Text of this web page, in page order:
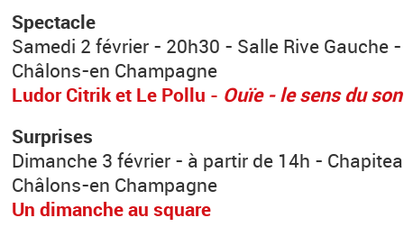
Spectacle
Samedi 2 février - 20h30 - Salle Rive Gauche
Châlons-en Champagne
Ludor Citrik et Le Pollu - Ouïe - le sens du son
Surprises
Dimanche 3 février - à partir de 14h -
Châlons-en Champagne
Un dimanche au square